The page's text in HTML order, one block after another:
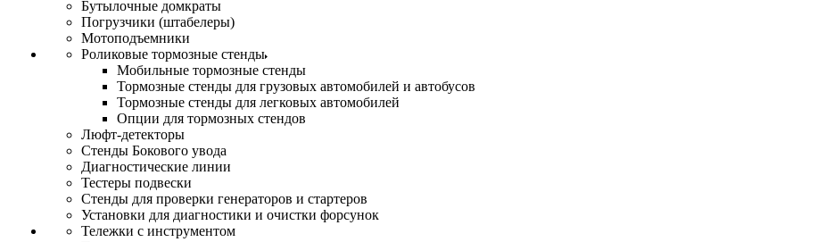
Бутылочные домкраты
Погрузчики (штабелеры)
Мотоподъемники
Роликовые тормозные стенды
Мобильные тормозные стенды
Тормозные стенды для грузовых автомобилей и автобусов
Тормозные стенды для легковых автомобилей
Опции для тормозных стендов
Люфт-детекторы
Стенды Бокового увода
Диагностические линии
Тестеры подвески
Стенды для проверки генераторов и стартеров
Установки для диагностики и очистки форсунок
Тележки с инструментом